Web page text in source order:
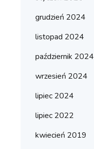
grudzień 2024
listopad 2024
październik 2024
wrzesień 2024
lipiec 2024
lipiec 2022
kwiecień 2019